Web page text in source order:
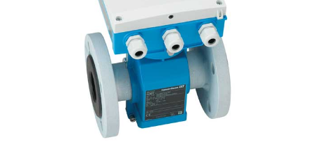
Produktspezifische Informationen und
Dokumente finden
Ersatzteilsuche
Ersatzteile anhand von Produktwurzel,
Bestellcode oder Seriennummer finden
Füllstandsmessung
Füllstandsmessung Druck
Analysatoren für Härte, Eisen,
Aluminium & Chromat
Prozessphotometer
Mikrowellentransmission
Memosens-Technologie